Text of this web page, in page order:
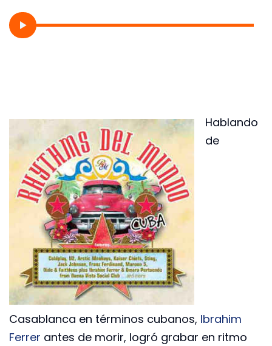
Hablando
de
Casablanca en términos cubanos, Ibrahim
Ferrer antes de morir, logró grabar en ritmo